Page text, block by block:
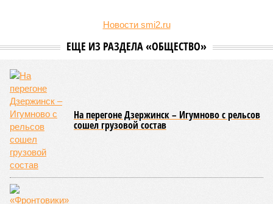
Новости smi2.ru
ЕЩЕ ИЗ РАЗДЕЛА «ОБЩЕСТВО»
На перегоне Дзержинск – Игумново с рельсов
сошел грузовой состав